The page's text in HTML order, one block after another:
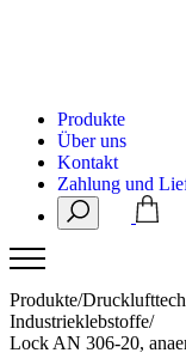
Produkte
Über uns
Kontakt
Zahlung und
Produkte/
Industrieklebstoffe/
Lock AN 306-20,